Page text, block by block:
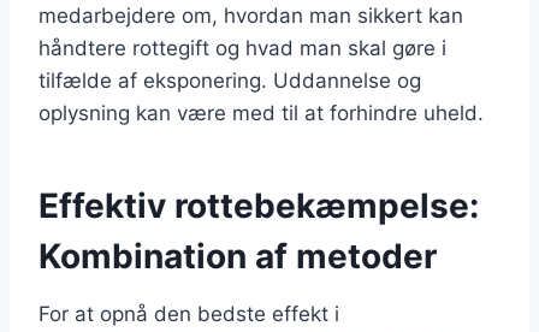
medarbejdere om, hvordan man sikkert kan
håndtere rottegift og hvad man skal gøre i
tilfælde af eksponering. Uddannelse og
oplysning kan være med til at forhindre uheld.
Effektiv rottebekæmpelse:
Kombination af metoder
For at opnå den bedste effekt i